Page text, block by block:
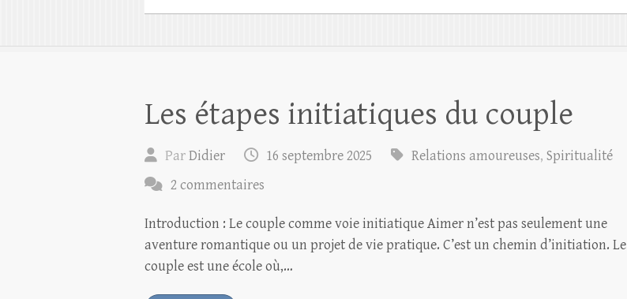
Les étapes initiatiques du couple
ParDidier 16 septembre 2025 Relations amoureuses, Spiritualité
2 commentaires
Introduction : Le couple comme voie initiatique Aimer n’est pas seulement une
aventure romantique ou un projet de vie pratique. C’est un chemin d’initiation. Le
couple est une école où,…